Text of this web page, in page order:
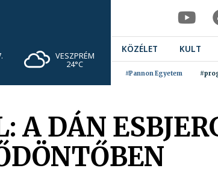
VESZPRÉM
24°C
KÖZÉLET KULT
#Pannon Egyetem
DÁN